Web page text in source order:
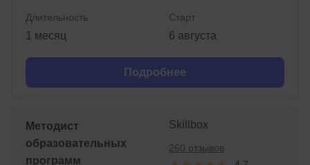
Длительность
1 месяц
Старт
6 августа
Подробнее
Методист
образовательных
программ
Skillbox
260 отзывов